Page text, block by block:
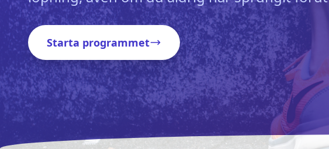
Starta programmet